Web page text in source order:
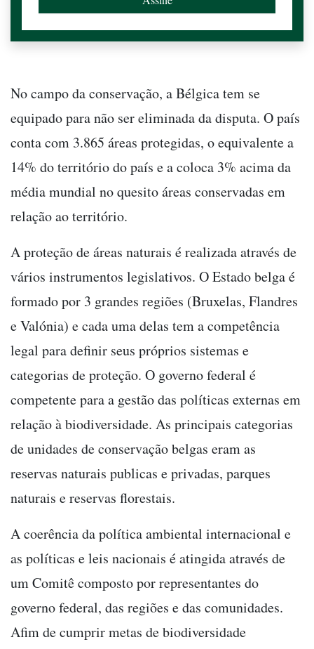
No campo da conservação, a Bélgica tem se
equipado para não ser eliminada da disputa. O país
conta com 3.865 áreas protegidas, o equivalente a
14% do território do país e a coloca 3% acima da
média mundial no quesito áreas conservadas em
relação ao território.
A proteção de áreas naturais é realizada através de
vários instrumentos legislativos. O Estado belga é
formado por 3 grandes regiões (Bruxelas, Flandres
e Valónia) e cada uma delas tem a competência
legal para definir seus próprios sistemas e
categorias de proteção. O governo federal é
competente para a gestão das políticas externas em
relação à biodiversidade. As principais categorias
de unidades de conservação belgas eram as
reservas naturais publicas e privadas, parques
naturais e reservas florestais.
A coerência da política ambiental internacional e
as políticas e leis nacionais é atingida através de
um Comitê composto por representantes do
governo federal, das regiões e das comunidades.
Afim de cumprir metas de biodiversidade